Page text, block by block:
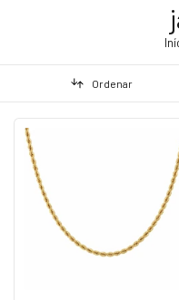
Ordenar